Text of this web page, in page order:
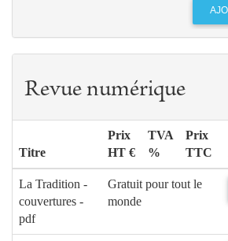
Revue numérique
Titre
Prix
HT €
TVA
%
Prix
TTC
La Tradition -
couvertures -
pdf
Gratuit pour tout le
monde